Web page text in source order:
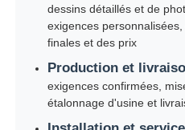
dessins détaillés et de
exigences
finales et des prix
Production et
exigences confirmées,
étalonnage d'usine et